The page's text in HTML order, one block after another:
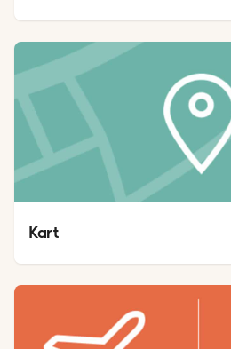
Kart